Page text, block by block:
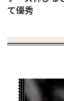
て優秀